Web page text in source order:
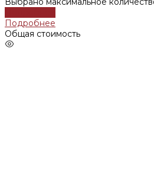
Подробнее
Общая стоимость